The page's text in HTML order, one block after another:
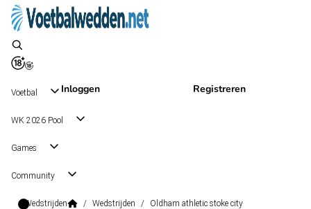
Inloggen Registreren
Voetbal
WK 2026 Pool
Games
Community
Wedstrijden / Wedstrijden / Oldham athletic stoke city